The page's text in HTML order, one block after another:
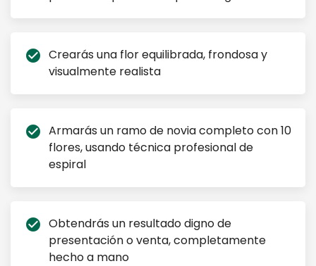
check_circle Crearás una flor equilibrada, frondosa y
visualmente realista
check_circle Armarás un ramo de novia completo con 10
flores, usando técnica profesional de
espiral
check_circle Obtendrás un resultado digno de
presentación o venta, completamente
hecho a mano